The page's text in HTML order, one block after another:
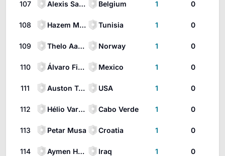
107 Alexis Saelemaekers Belgium 1 0
108 Hazem Mastouri Tunisia 1 0
109 Thelo Aasgaard Norway 1 0
110 Álvaro Fidalgo Mexico 1 0
111 Auston Trusty USA 1 0
112 Hélio Varela Cabo Verde 1 0
113 Petar Musa Croatia 1 0
114 Aymen Hussein Iraq 1 0